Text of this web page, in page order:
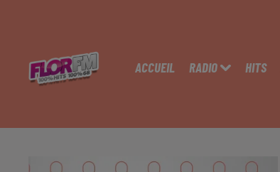
ACCUEIL RADIO HITS